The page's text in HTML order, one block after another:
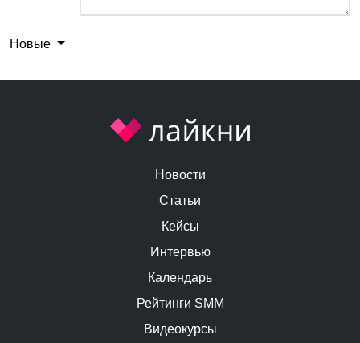
Новые
Новости
Статьи
Кейсы
Интервью
Календарь
Рейтинги SMM
Видеокурсы